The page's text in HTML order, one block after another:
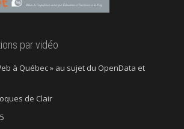
par vidéo
à Québec » au sujet du OpenData et
de Clair